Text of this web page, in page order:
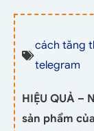
cách tăng
telegram
HIỆU QUẢ –
sản phẩm